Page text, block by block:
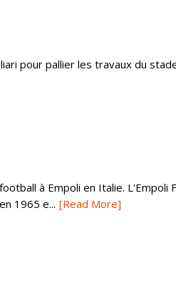
pour pallier les travaux du
à Empoli en Italie. L'Empoli
1965 e... [Read More]